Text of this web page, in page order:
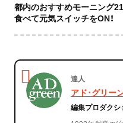
都内のおすすめモーニング
食べて元気スイッチをON！
達人
アド･グリー
編集プロダクシ